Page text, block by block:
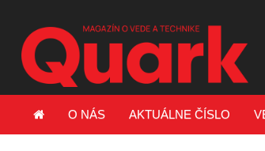
O NÁS AKTUÁLNE ČÍSLO